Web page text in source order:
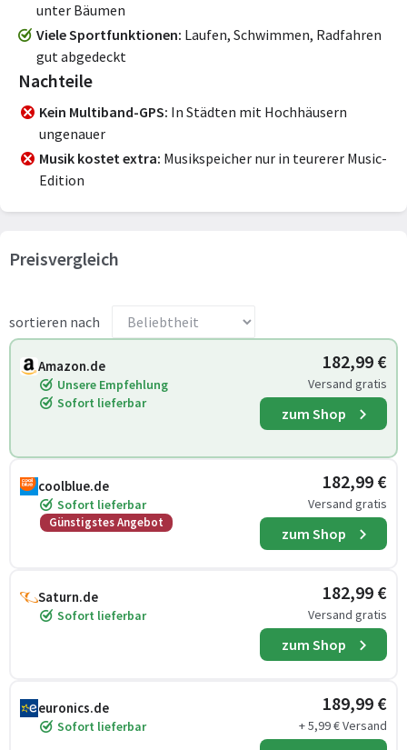
unter Bäumen
Viele Sportfunktionen Laufen, Schwimmen, Radfahren
gut abgedeckt
Nachteile
Kein Multiband-GPS In Städten mit Hochhäusern
ungenauer
Musik kostet extra Musikspeicher nur in teurerer Music-
Edition
Preisvergleich
sortieren nach
Amazon.de
Unsere Empfehlung
Sofort lieferbar
182,99 €
Versand gratis
zum Shop
coolblue.de
Sofort lieferbar
Günstigstes Angebot
182,99 €
Versand gratis
zum Shop
Saturn.de
Sofort lieferbar
182,99 €
Versand gratis
zum Shop
euronics.de
Sofort lieferbar
189,99 €
+ 5,99 € Versand